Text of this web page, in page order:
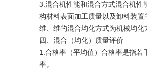
3.混合机性能和混合方式混合机
构材料表面加工质量以及卸料装
维、维的混合均化方式为机械均化
四、混合（均化）质量评价
1.合格率（平均值）合格率是指
率。